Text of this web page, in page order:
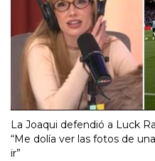
La Joaqui defendió a Luck
“Me dolía ver las fotos de
ir”